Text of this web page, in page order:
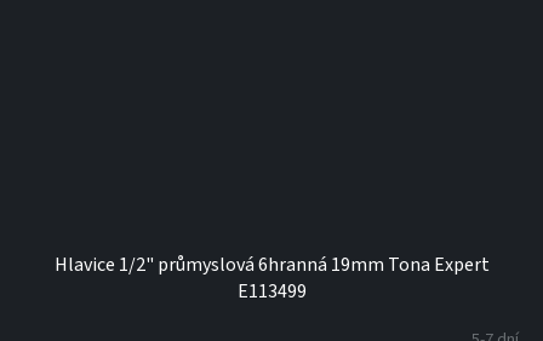
Hlavice 1/2" průmyslová 6hranná 19mm Tona Expert
E113499